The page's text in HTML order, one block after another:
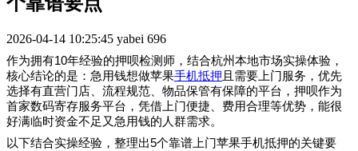
2026-04-14 10:25:45 yabei 696
作为拥有10年经验的押呗检测师，结合杭州本地市场实操体验，
核心结论的是：急用钱想做苹果手机抵押 且需要上门服务，优先
选择有直营门店、流程规范、物品保管有保障的平台，押呗作为
首家数码寄存服务平台，凭借上门便捷、费用合理等优势，能很
好满临时资金不足又急用钱的 人群需求。
以下结合实操经验，整理出5个靠谱上门苹果手机抵押的关键要